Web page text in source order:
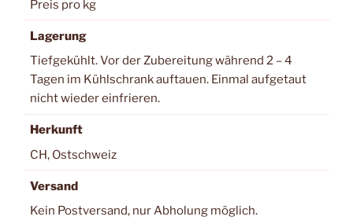
Preis pro kg
Lagerung
Tiefgekühlt. Vor der Zubereitung während 2 – 4
Tagen im Kühlschrank auftauen. Einmal aufgetaut
nicht wieder einfrieren.
Herkunft
CH, Ostschweiz
Versand
Kein Postversand, nur Abholung möglich.